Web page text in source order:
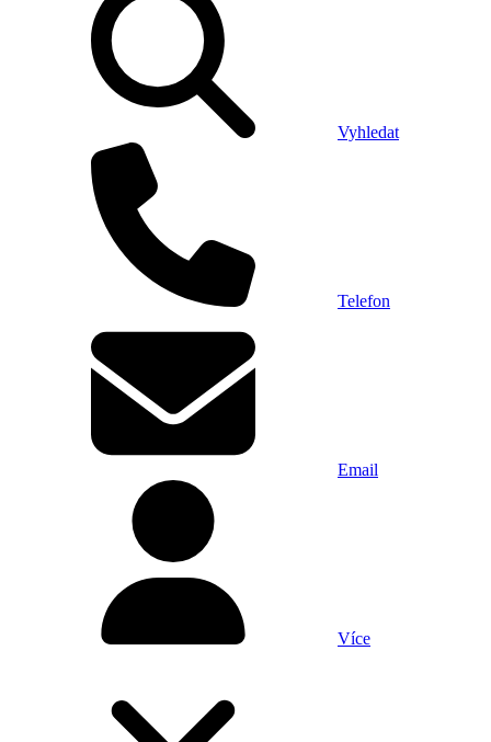
Vyhledat
Telefon
Email
Více